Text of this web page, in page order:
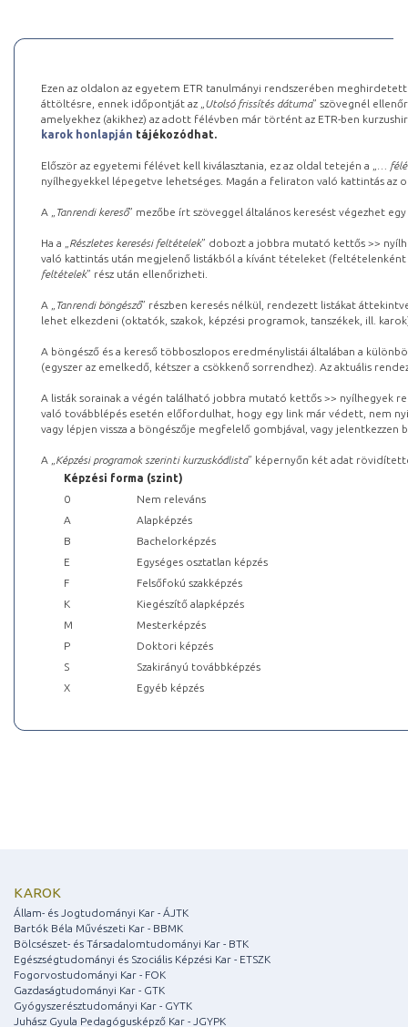
Ezen az oldalon az egyetem ETR tanulmányi rendszerében
áttöltésre, ennek időpontját az „ Utolsó frissítés dátuma” szövegnél
amelyekhez (akikhez) az adott félévben már történt az ETR-ben
karok honlapján tájékozódhat.
Először az egyetemi félévet kell kiválasztania, ez az oldal tetején a „
…
nyílhegyekkel lépegetve lehetséges. Magán a feliraton való kattintás az
A „ Tanrendi kereső” mezőbe írt szöveggel általános keresést végezhet
Ha a „ Részletes keresési feltételek” dobozt a jobbra mutató kettős >>
való kattintás után megjelenő listákból a kívánt tételeket (feltételenként
feltételek” rész után ellenőrizheti.
A „ Tanrendi böngésző” részben keresés nélkül, rendezett listákat
lehet elkezdeni (oktatók, szakok, képzési programok, tanszékek, ill.
A böngésző és a kereső többoszlopos eredménylistái általában a
(egyszer az emelkedő, kétszer a csökkenő sorrendhez). Az aktuális
A listák sorainak a végén található jobbra mutató kettős >> nyílhegyek
való továbblépés esetén előfordulhat, hogy egy link már védett, nem
vagy lépjen vissza a böngészője megfelelő gombjával, vagy
A „ Képzési programok szerinti kurzuskódlista” képernyőn két adat
Képzési forma (szint)
0
Nem releváns
A
Alapképzés
B
Bachelorképzés
E
Egységes osztatlan képzés
F
Felsőfokú szakképzés
K
Kiegészítő alapképzés
M
Mesterképzés
P
Doktori képzés
S
Szakirányú továbbképzés
X
Egyéb képzés
KAROK
Állam- és Jogtudományi Kar - ÁJTK
Bartók Béla Művészeti Kar - BBMK
Bölcsészet- és Társadalomtudományi Kar - BTK
Egészségtudományi és Szociális Képzési Kar - ETSZK
Fogorvostudományi Kar - FOK
Gazdaságtudományi Kar - GTK
Gyógyszerésztudományi Kar - GYTK
Juhász Gyula Pedagógusképző Kar - JGYPK